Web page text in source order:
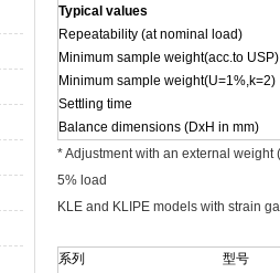
Typical values
Repeatability (at nominal load)
Minimum sample weight(acc.to USP)
Minimum sample weight(U=1%,k=2)
Settling time
Balance dimensions (DxH in mm)
* Adjustment with an external weight
5% load
KLE and KLIPE models with strain
系列 型号